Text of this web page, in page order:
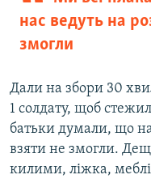
нас ведуть на
змогли
Дали на збори 30
1 солдату, щоб
батьки думали, що
взяти не змогли.
килими, ліжка,